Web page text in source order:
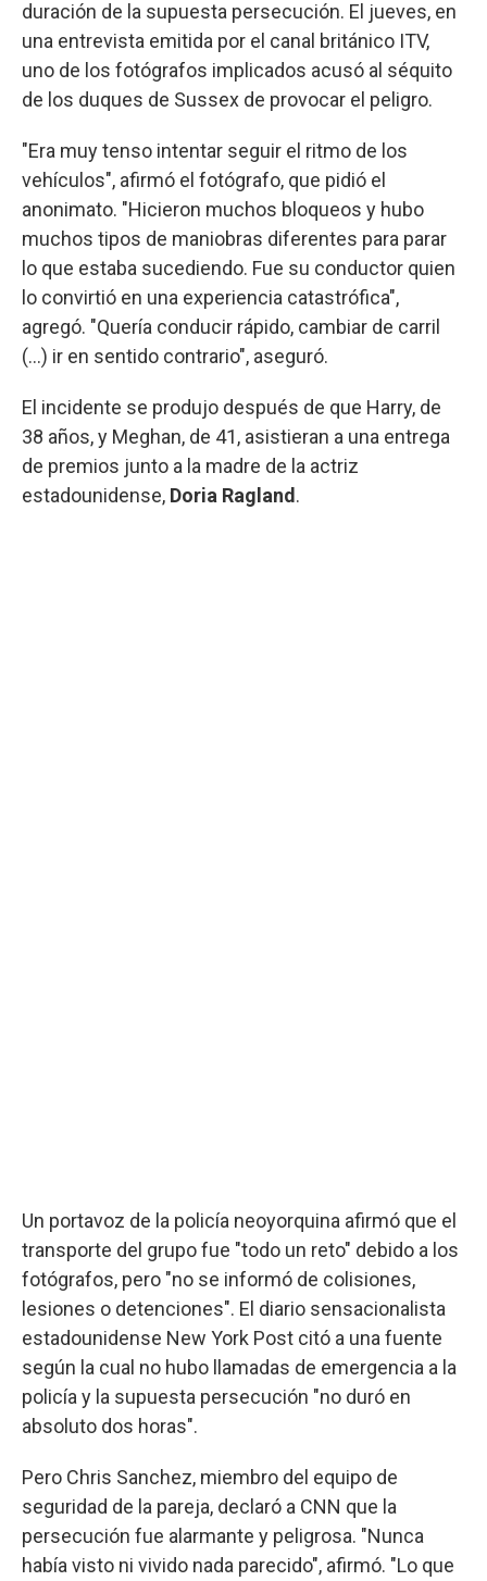
duración de la supuesta persecución. El jueves, en
una entrevista emitida por el canal británico ITV,
uno de los fotógrafos implicados acusó al séquito
de los duques de Sussex de provocar el peligro.
"Era muy tenso intentar seguir el ritmo de los
vehículos", afirmó el fotógrafo, que pidió el
anonimato. "Hicieron muchos bloqueos y hubo
muchos tipos de maniobras diferentes para parar
lo que estaba sucediendo. Fue su conductor quien
lo convirtió en una experiencia catastrófica",
agregó. "Quería conducir rápido, cambiar de carril
(...) ir en sentido contrario", aseguró.
El incidente se produjo después de que Harry, de
38 años, y Meghan, de 41, asistieran a una entrega
de premios junto a la madre de la actriz
estadounidense, Doria Ragland .
Un portavoz de la policía neoyorquina afirmó que el
transporte del grupo fue "todo un reto" debido a los
fotógrafos, pero "no se informó de colisiones,
lesiones o detenciones". El diario sensacionalista
estadounidense New York Post citó a una fuente
según la cual no hubo llamadas de emergencia a la
policía y la supuesta persecución "no duró en
absoluto dos horas".
Pero Chris Sanchez, miembro del equipo de
seguridad de la pareja, declaró a CNN que la
persecución fue alarmante y peligrosa. "Nunca
había visto ni vivido nada parecido", afirmó. "Lo que